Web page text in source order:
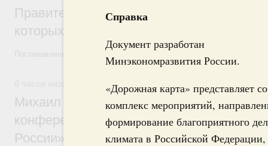
Справка
Документ разработан
Минэкономразвития России.
«Дорожная карта» представляет
комплекс мероприятий,
формирование благоприятного
климата в Российской Федерации,
Правительство расширило перечень
которых освобождаются от НДФЛ
Отрасль информационных технологий
Михаил Мишустин дал поручения по
конференции «Цифровая индустрия
России»